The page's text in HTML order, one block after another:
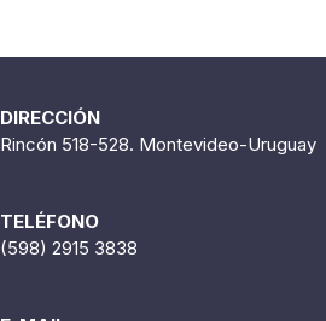
DIRECCIÓN
Rincón 518-528. Montevideo-Uruguay
TELÉFONO
(598) 2915 3838